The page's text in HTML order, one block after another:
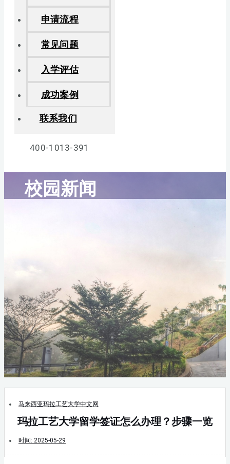
申请流程
常见问题
入学评估
成功案例
联系我们
400-1013-391
校园新闻
马来西亚玛拉工艺大学中文网
玛拉工艺大学留学签证怎么办理？步骤一览
时间: 2025-05-29